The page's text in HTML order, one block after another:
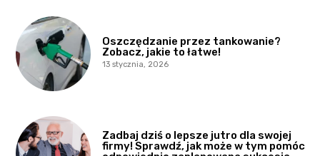
Oszczędzanie przez tankowanie?
Zobacz, jakie to łatwe!
13 stycznia, 2026
Zadbaj dziś o lepsze jutro dla swojej
firmy! Sprawdź, jak może w tym pomóc